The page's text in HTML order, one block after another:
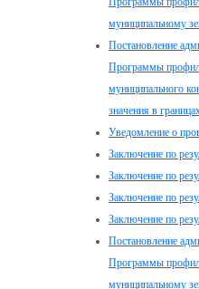
муниципальному
Постановление
Программы
муниципального
значения в
Уведомление о
Заключение по
Заключение по
Заключение по
Заключение по
Постановление
Программы
муниципальному